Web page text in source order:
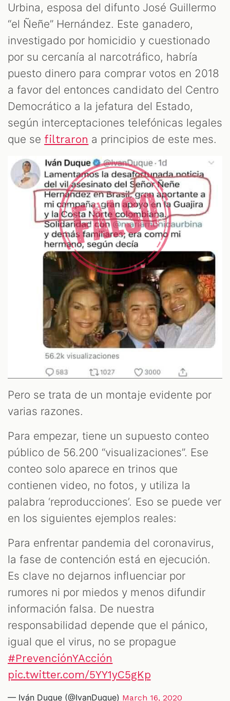
Urbina, esposa del difunto José Guillermo
“el Ñeñe” Hernández. Este ganadero,
investigado por homicidio y cuestionado
por su cercanía al narcotráfico, habría
puesto dinero para comprar votos en 2018
a favor del entonces candidato del Centro
Democrático a la jefatura del Estado,
según interceptaciones telefónicas legales
que se filtraron a principios de este mes.
Pero se trata de un montaje evidente por
varias razones.
Para empezar, tiene un supuesto conteo
público de 56.200 “visualizaciones”. Ese
conteo solo aparece en trinos que
contienen video, no fotos, y utiliza la
palabra ‘reproducciones’. Eso se puede ver
en los siguientes ejemplos reales:
Para enfrentar pandemia del coronavirus,
la fase de contención está en ejecución.
Es clave no dejarnos influenciar por
rumores ni por miedos y menos difundir
información falsa. De nuestra
responsabilidad depende que el pánico,
igual que el virus, no se propague
#PrevenciónYAcción
pic.twitter.com/5YY1yC5gKp
— Iván Duque (@IvanDuque) March 16, 2020